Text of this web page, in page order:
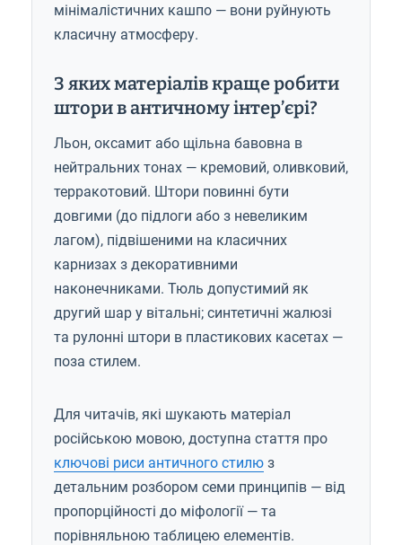
мінімалістичних кашпо — вони руйнують
класичну атмосферу.
З яких матеріалів краще робити
штори в античному інтер’єрі?
Льон, оксамит або щільна бавовна в
нейтральних тонах — кремовий, оливковий,
терракотовий. Штори повинні бути
довгими (до підлоги або з невеликим
лагом), підвішеними на класичних
карнизах з декоративними
наконечниками. Тюль допустимий як
другий шар у вітальні; синтетичні жалюзі
та рулонні штори в пластикових касетах —
поза стилем.
Для читачів, які шукають матеріал
російською мовою, доступна стаття про
ключові риси античного стилю з
детальним розбором семи принципів — від
пропорційності до міфології — та
порівняльною таблицею елементів.